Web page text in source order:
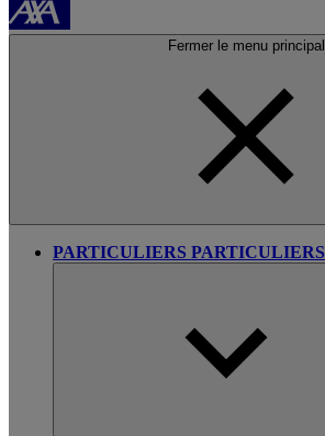
Fermer le menu principal
PARTICULIERS PARTICULIERS